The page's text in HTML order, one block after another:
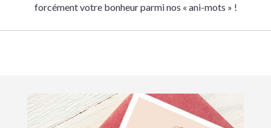
forcément votre bonheur parmi nos « ani-mots » !